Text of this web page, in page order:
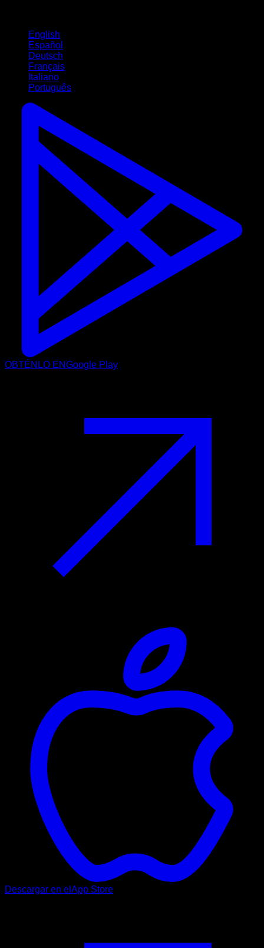
English
Español
Deutsch
Français
Italiano
Português
OBTÉNLO ENGoogle Play
Descargar en el App Store